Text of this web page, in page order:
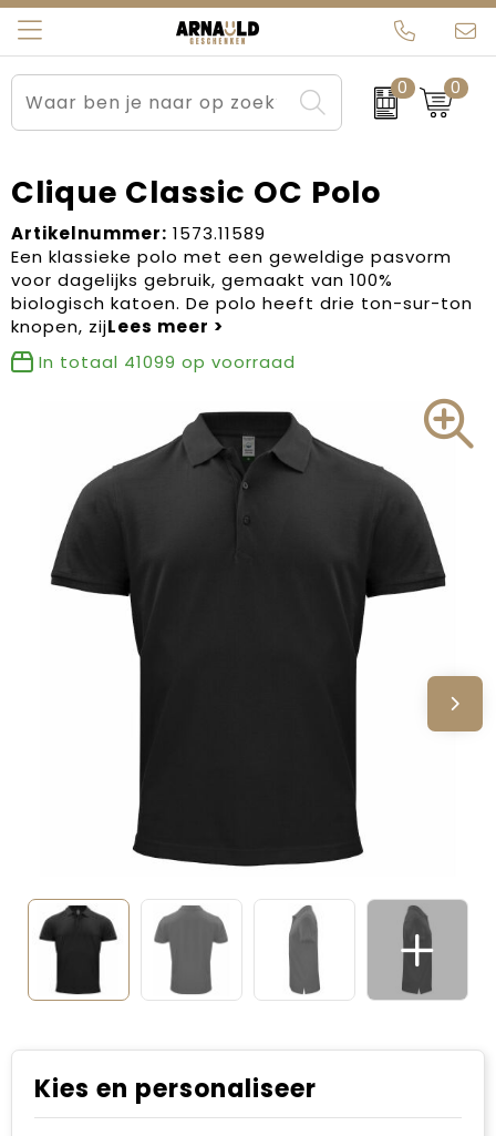
0 0
Relatiegeschenken
Sportkleding
Werkkleding
Kleding en textiel
Tassen
Beurs en Evenementen
Brievenbuspakketten
Carnaval
Dag van de Zorg
Kerstartikelen
Kraamcadeaus
Pasen
Sinterklaas
Verjaardagen
Voetbal, EK en WK
Arnauld Kerstpakketten
MijnEigenKadootje
Ons team
Contact
Blogs
Clique Classic OC Polo
Artikelnummer: 1573.11589
Een klassieke polo met een geweldige pasvorm
voor dagelijks gebruik, gemaakt van 100%
biologisch katoen. De polo heeft drie ton-sur-ton
knopen, zij
In totaal 41099 op voorraad
Kies en personaliseer